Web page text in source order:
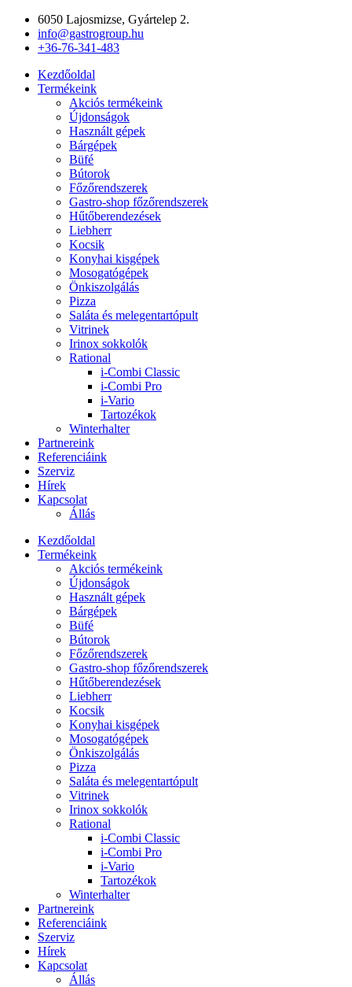
Ugrás
tartalomhoz
6050 Lajosmizse, Gyártelep 2.
info@gastrogroup.hu
+36-76-341-483
Kezdőoldal
Termékeink
Akciós termékeink
Újdonságok
Használt gépek
Bárgépek
Büfé
Bútorok
Főzőrendszerek
Gastro-shop főzőrendszerek
Hűtőberendezések
Liebherr
Kocsik
Konyhai kisgépek
Mosogatógépek
Önkiszolgálás
Pizza
Saláta és melegentartópult
Vitrinek
Irinox sokkolók
Rational
i-Combi Classic
i-Combi Pro
i-Vario
Tartozékok
Winterhalter
Partnereink
Referenciáink
Szerviz
Hírek
Kapcsolat
Állás
Kezdőoldal
Termékeink
Akciós termékeink
Újdonságok
Használt gépek
Bárgépek
Büfé
Bútorok
Főzőrendszerek
Gastro-shop főzőrendszerek
Hűtőberendezések
Liebherr
Kocsik
Konyhai kisgépek
Mosogatógépek
Önkiszolgálás
Pizza
Saláta és melegentartópult
Vitrinek
Irinox sokkolók
Rational
i-Combi Classic
i-Combi Pro
i-Vario
Tartozékok
Winterhalter
Partnereink
Referenciáink
Szerviz
Hírek
Kapcsolat
Állás